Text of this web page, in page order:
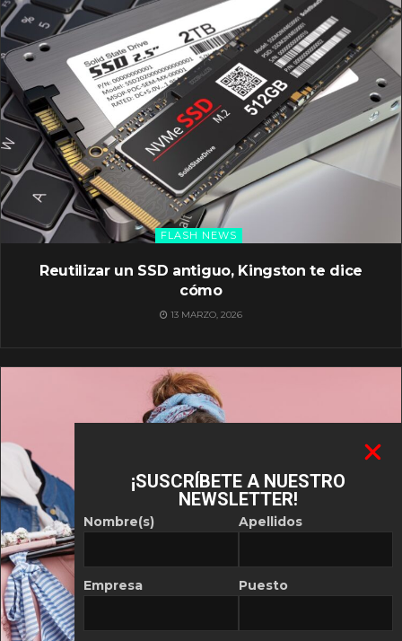
FLASH NEWS
Reutilizar un SSD antiguo, Kingston te dice
cómo
13 MARZO, 2026
¡SUSCRÍBETE A NUESTRO
NEWSLETTER!
Nombre(s)
Empresa
Apellidos
Puesto